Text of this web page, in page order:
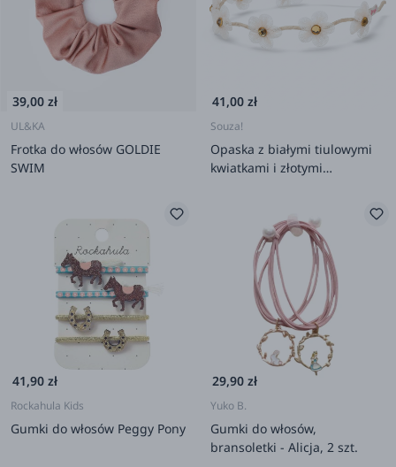
39,00 zł
UL&KA
Frotka do włosów GOLDIE
SWIM
41,00 zł
Souza!
Opaska z białymi tiulowymi
kwiatkami i złotymi
41,90 zł
Rockahula Kids
Gumki do włosów Peggy Pony
29,90 zł
Yuko B.
Gumki do włosów,
bransoletki - Alicja, 2 szt.